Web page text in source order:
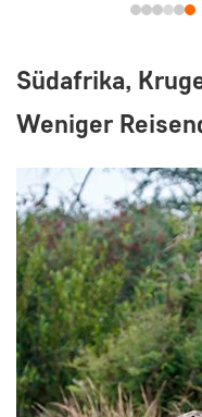
Südafrika,
Weniger